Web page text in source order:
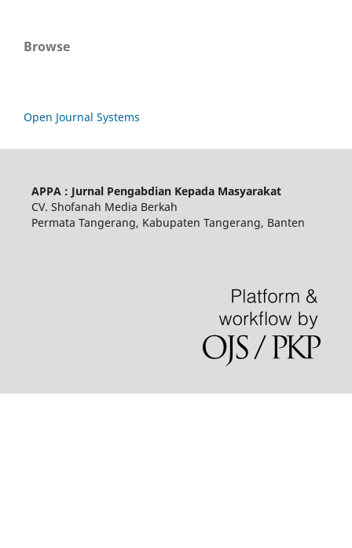
Browse
Open Journal Systems
APPA : Jurnal Pengabdian Kepada Masyarakat
CV. Shofanah Media Berkah
Permata Tangerang, Kabupaten Tangerang, Banten